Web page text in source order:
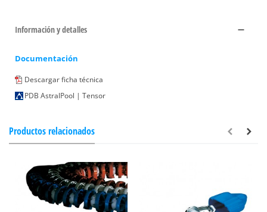
Información y detalles
Documentación
Descargar ficha técnica
PDB AstralPool | Tensor
Productos relacionados